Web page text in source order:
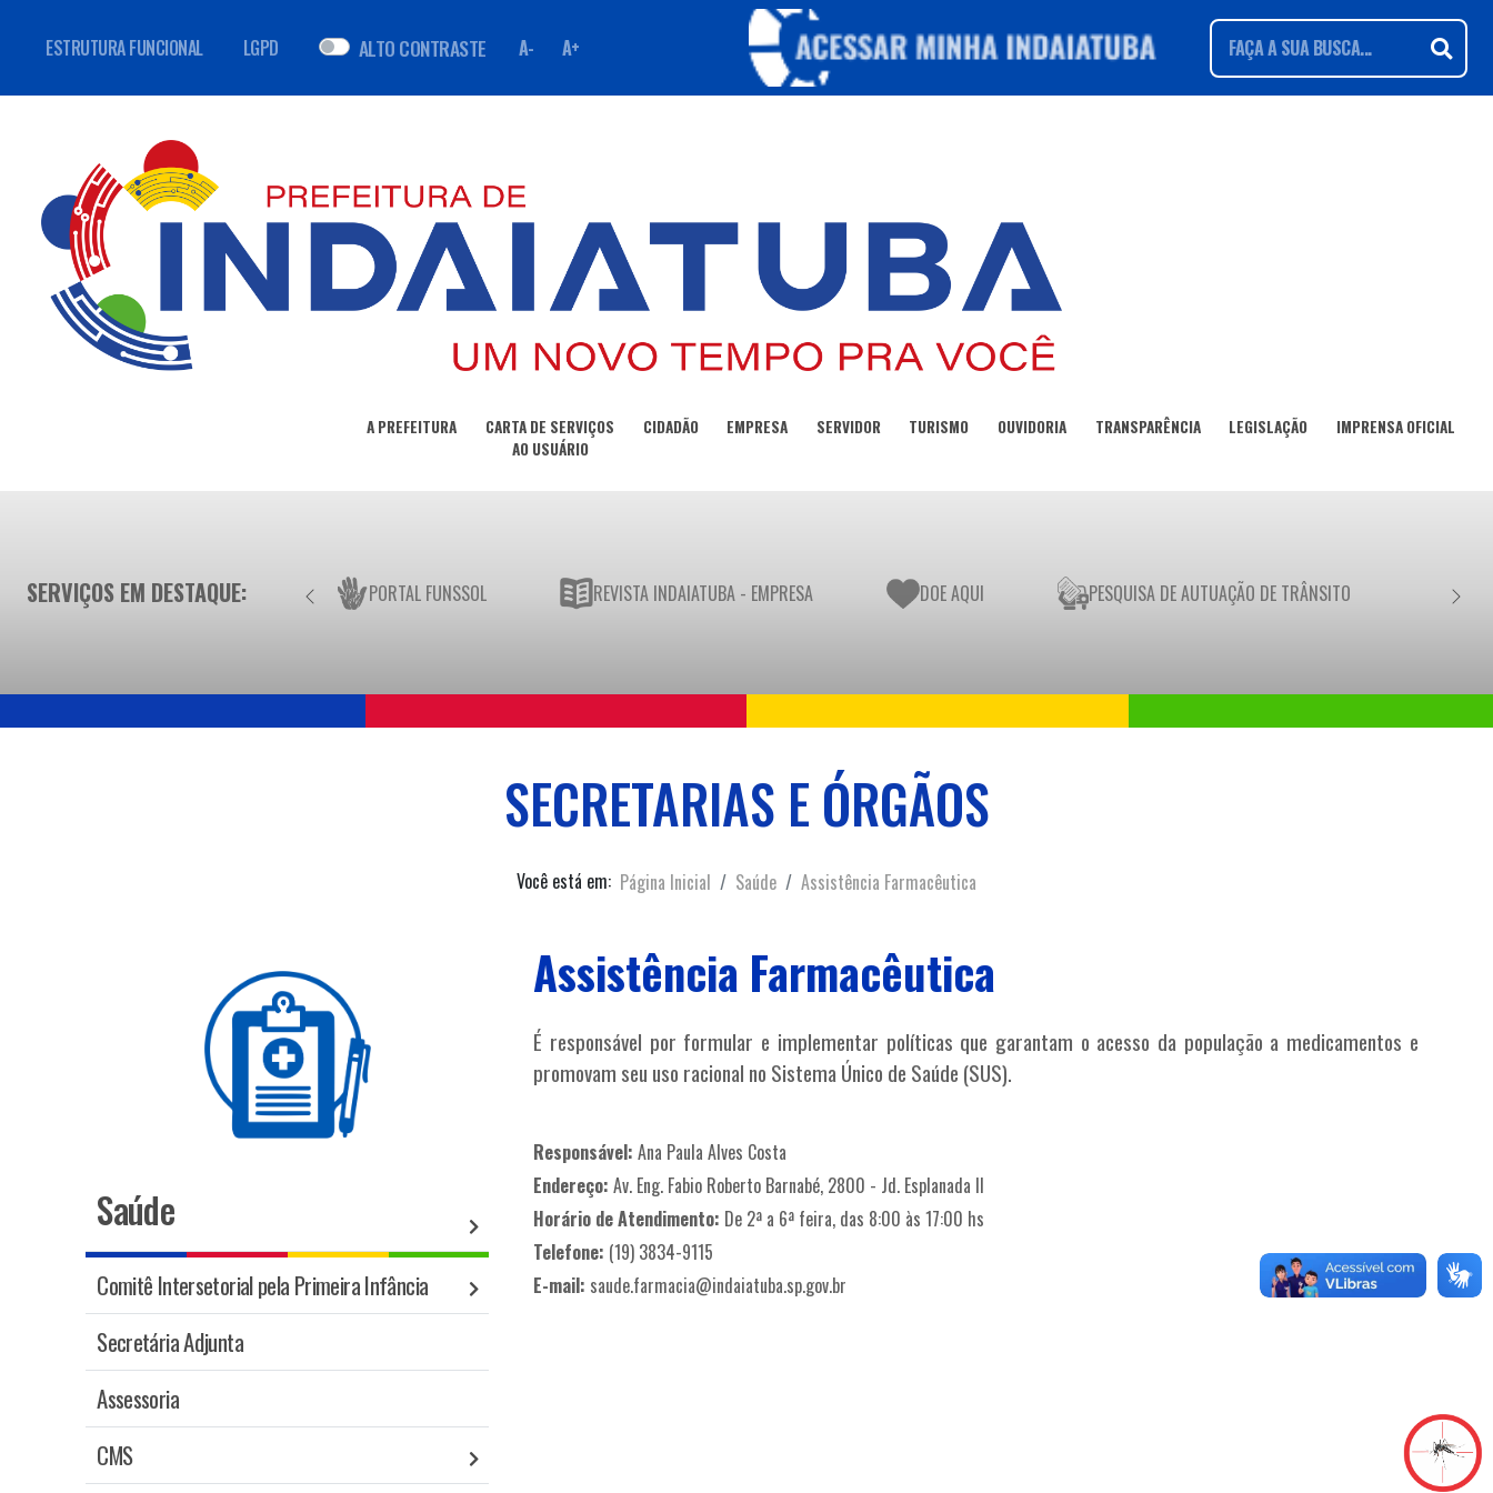
ESTRUTURA FUNCIONAL LGPD ALTO CONTRASTE A- A+
A PREFEITURA
CARTA DE SERVIÇOS
AO USUÁRIO
CIDADÃO EMPRESA SERVIDOR TURISMO OUVIDORIA TRANSPARÊNCIA LEGISLAÇÃO IMPRENSA OFICIAL
SERVIÇOS EM DESTAQUE: PORTAL FUNSSOL REVISTA INDAIATUBA - EMPRESA DOE AQUI PESQUISA DE AUTUAÇÃO DE TRÂNSITO
SECRETARIAS E ÓRGÃOS
Você está em: Página Inicial Saúde Assistência Farmacêutica
Saúde
Comitê Intersetorial pela Primeira Infância
Secretária Adjunta
Assessoria
CMS
Assistência Farmacêutica
É responsável por formular e implementar políticas que garantam o acesso da população a medicamentos e
promovam seu uso racional no Sistema Único de Saúde (SUS).
Responsável: Ana Paula Alves Costa
Endereço: Av. Eng. Fabio Roberto Barnabé, 2800 - Jd. Esplanada II
Horário de Atendimento: De 2ª a 6ª feira, das 8:00 às 17:00 hs
Telefone: (19) 3834-9115
E-mail: saude.farmacia@indaiatuba.sp.gov.br